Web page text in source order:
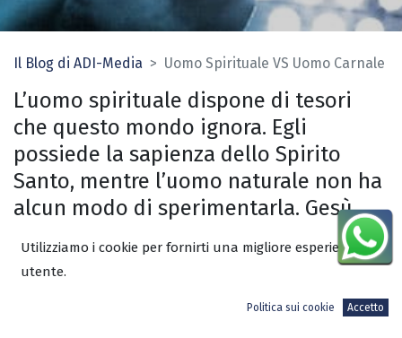
Il Blog di ADI-Media Uomo Spirituale VS Uomo Carnale
L’uomo spirituale dispone di tesori
che questo mondo ignora. Egli
possiede la sapienza dello Spirito
Santo, mentre l’uomo naturale non ha
alcun modo di sperimentarla. Gesù
afferma che il mondo non può
riceverlo
“… Perché non lo vede e non
Utilizziamo i cookie per fornirti una migliore esperienza
utente.
Politica sui cookie Accetto